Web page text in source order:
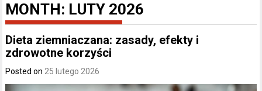
MONTH: LUTY 2026
Dieta ziemniaczana: zasady, efekty i
zdrowotne korzyści
Posted on 25 lutego 2026